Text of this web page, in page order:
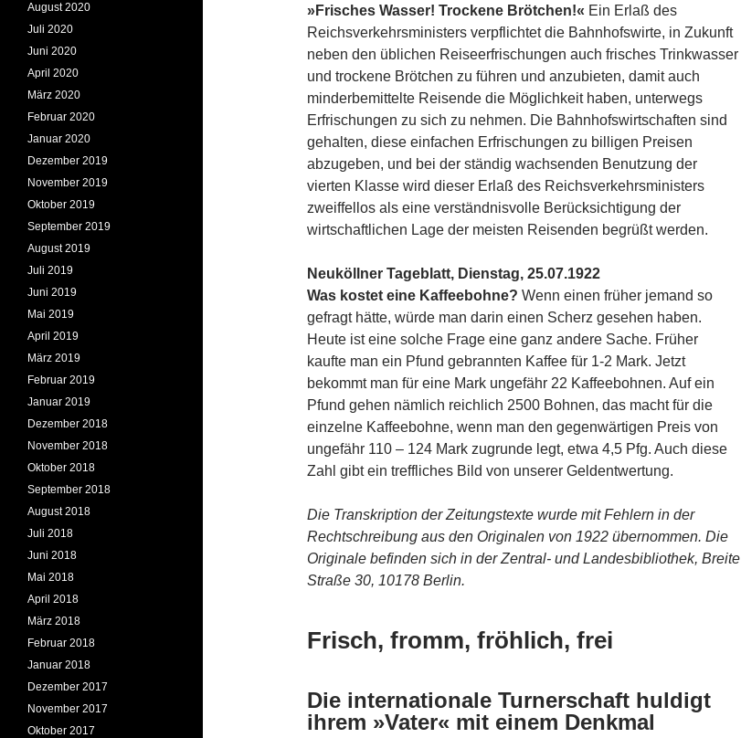
»Frisches Wasser! Trockene Brötchen!« Ein Erlaß des
Reichsverkehrsministers verpflichtet die Bahnhofswirte, in Zukunft
neben den üblichen Reiseerfrischungen auch frisches Trinkwasser
und trockene Brötchen zu führen und anzubieten, damit auch
minderbemittelte Reisende die Möglichkeit haben, unterwegs
Erfrischungen zu sich zu nehmen. Die Bahnhofswirtschaften sind
gehalten, diese einfachen Erfrischungen zu billigen Preisen
abzugeben, und bei der ständig wachsenden Benutzung der
vierten Klasse wird dieser Erlaß des Reichsverkehrsministers
zweiffellos als eine verständnisvolle Berücksichtigung der
wirtschaftlichen Lage der meisten Reisenden begrüßt werden.
Neuköllner Tageblatt, Dienstag, 25.07.1922
Was kostet eine Kaffeebohne? Wenn einen früher jemand so
gefragt hätte, würde man darin einen Scherz gesehen haben.
Heute ist eine solche Frage eine ganz andere Sache. Früher
kaufte man ein Pfund gebrannten Kaffee für 1-2 Mark. Jetzt
bekommt man für eine Mark ungefähr 22 Kaffeebohnen. Auf ein
Pfund gehen nämlich reichlich 2500 Bohnen, das macht für die
einzelne Kaffeebohne, wenn man den gegenwärtigen Preis von
ungefähr 110 – 124 Mark zugrunde legt, etwa 4,5 Pfg. Auch diese
Zahl gibt ein treffliches Bild von unserer Geldentwertung.
Die Transkription der Zeitungstexte wurde mit Fehlern in der
Rechtschreibung aus den Originalen von 1922 übernommen. Die
Originale befinden sich in der Zentral- und Landesbibliothek, Breite
Straße 30, 10178 Berlin.
Frisch, fromm, fröhlich, frei
Die internationale Turnerschaft huldigt
ihrem »Vater« mit einem Denkmal
August 2020
Juli 2020
Juni 2020
April 2020
März 2020
Februar 2020
Januar 2020
Dezember 2019
November 2019
Oktober 2019
September 2019
August 2019
Juli 2019
Juni 2019
Mai 2019
April 2019
März 2019
Februar 2019
Januar 2019
Dezember 2018
November 2018
Oktober 2018
September 2018
August 2018
Juli 2018
Juni 2018
Mai 2018
April 2018
März 2018
Februar 2018
Januar 2018
Dezember 2017
November 2017
Oktober 2017